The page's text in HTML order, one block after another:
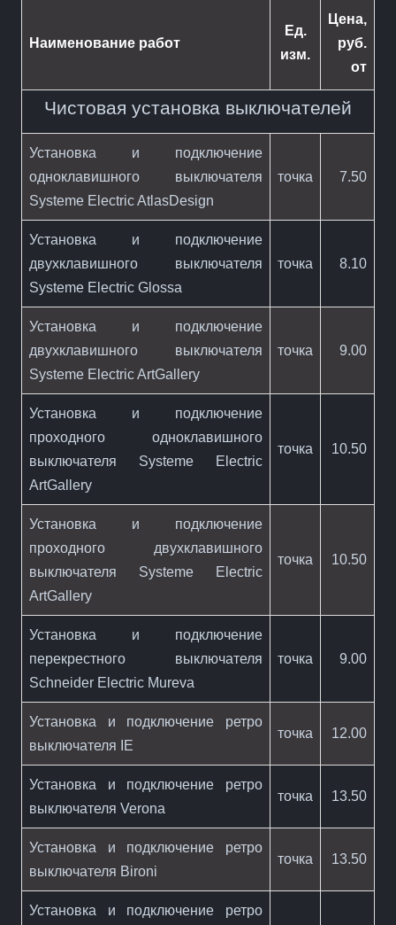
Наименование работ
Ед.
изм.
Цена,
руб.
от
Чистовая установка выключателей
Установка и подключение
одноклавишного выключателя
Systeme Electric AtlasDesign
точка 7.50
Установка и подключение
двухклавишного выключателя
Systeme Electric Glossa
точка 8.10
Установка и подключение
двухклавишного выключателя
Systeme Electric ArtGallery
точка 9.00
Установка и подключение
проходного одноклавишного
выключателя Systeme Electric
ArtGallery
точка 10.50
Установка и подключение
проходного двухклавишного
выключателя Systeme Electric
ArtGallery
точка 10.50
Установка и подключение
перекрестного выключателя
Schneider Electric Mureva
точка 9.00
Установка и подключение ретро
выключателя IE
точка 12.00
Установка и подключение ретро
выключателя Verona
точка 13.50
Установка и подключение ретро
выключателя Bironi
точка 13.50
Установка и подключение ретро